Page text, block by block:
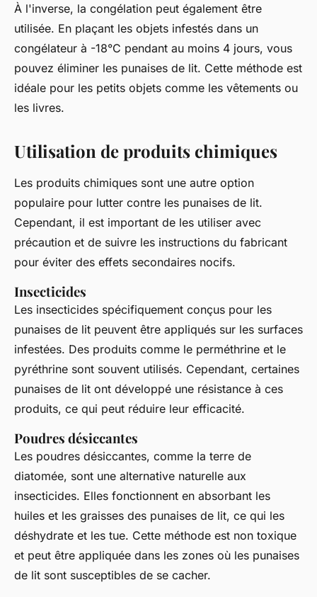
À l'inverse, la congélation peut également être
utilisée. En plaçant les objets infestés dans un
congélateur à -18°C pendant au moins 4 jours, vous
pouvez éliminer les punaises de lit. Cette méthode est
idéale pour les petits objets comme les vêtements ou
les livres.
Utilisation de produits chimiques
Les produits chimiques sont une autre option
populaire pour lutter contre les punaises de lit.
Cependant, il est important de les utiliser avec
précaution et de suivre les instructions du fabricant
pour éviter des effets secondaires nocifs.
Insecticides
Les insecticides spécifiquement conçus pour les
punaises de lit peuvent être appliqués sur les surfaces
infestées. Des produits comme le perméthrine et le
pyréthrine sont souvent utilisés. Cependant, certaines
punaises de lit ont développé une résistance à ces
produits, ce qui peut réduire leur efficacité.
Poudres désiccantes
Les poudres désiccantes, comme la terre de
diatomée, sont une alternative naturelle aux
insecticides. Elles fonctionnent en absorbant les
huiles et les graisses des punaises de lit, ce qui les
déshydrate et les tue. Cette méthode est non toxique
et peut être appliquée dans les zones où les punaises
de lit sont susceptibles de se cacher.